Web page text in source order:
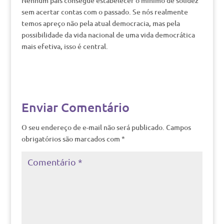
sem acertar contas com o passado. Se nós realmente
temos apreço não pela atual democracia, mas pela
possibilidade da vida nacional de uma vida democrática
mais efetiva, isso é central.
Enviar Comentário
O seu endereço de e-mail não será publicado. Campos
obrigatórios são marcados com *